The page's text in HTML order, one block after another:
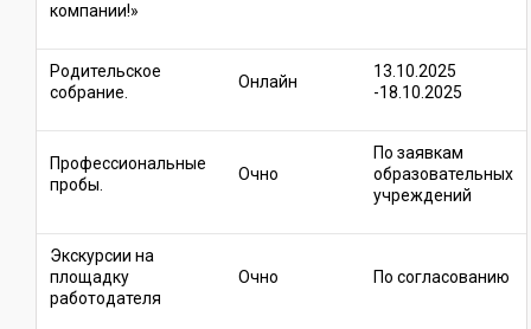
компании!»
Родительское
собрание.
Онлайн
13.10.2025
-18.10.2025
Профессиональные
пробы.
Очно
По заявкам
образовательных
учреждений
Экскурсии на
площадку
работодателя
Очно По согласованию